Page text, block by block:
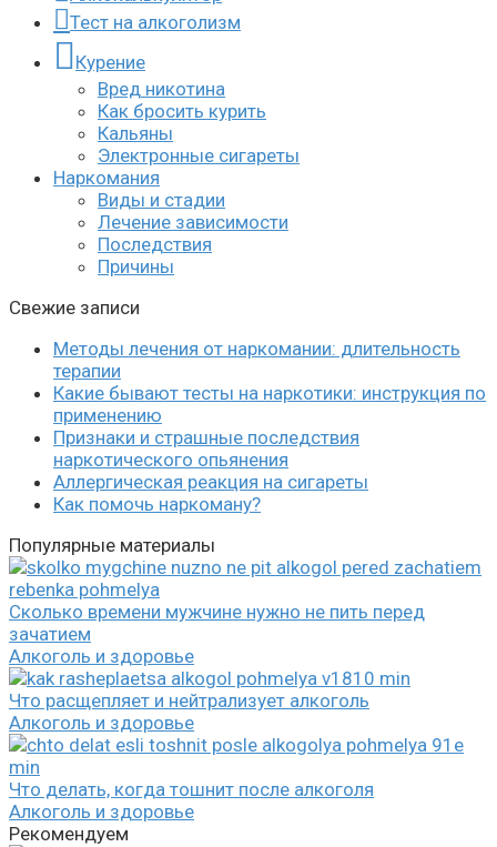
Тест на алкоголизм
Курение
Вред никотина
Как бросить курить
Кальяны
Электронные сигареты
Наркомания
Виды и стадии
Лечение зависимости
Последствия
Причины
Свежие записи
Методы лечения от наркомании: длительность
терапии
Какие бывают тесты на наркотики: инструкция по
применению
Признаки и страшные последствия
наркотического опьянения
Аллергическая реакция на сигареты
Как помочь наркоману?
Популярные материалы
Сколько времени мужчине нужно не пить перед
зачатием
Алкоголь и здоровье
Что расщепляет и нейтрализует алкоголь
Алкоголь и здоровье
Что делать, когда тошнит после алкоголя
Алкоголь и здоровье
Рекомендуем